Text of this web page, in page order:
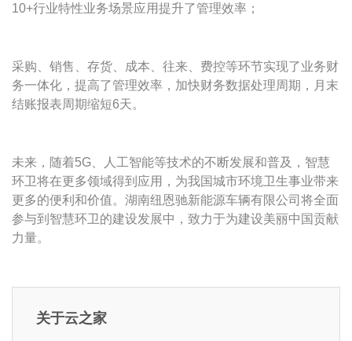
10+行业特性业务场景应用提升了管理效率；
采购、销售、存货、成本、往来、费控等环节实现了业务财
务一体化，提高了管理效率，加快财务数据处理周期，月末
结账报表周期缩短6天。
未来，随着5G、人工智能等技术的不断发展和普及，智慧
环卫将在更多领域得到应用，为我国城市环境卫生事业带来
更多的便利和价值。湖南纽恩驰新能源车辆有限公司将全面
参与到智慧环卫的建设发展中，致力于为建设美丽中国贡献
力量。
关于云之家